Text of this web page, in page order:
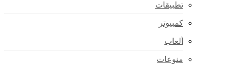
تطبيقات
كمبيوتر
ألعاب
منوعات